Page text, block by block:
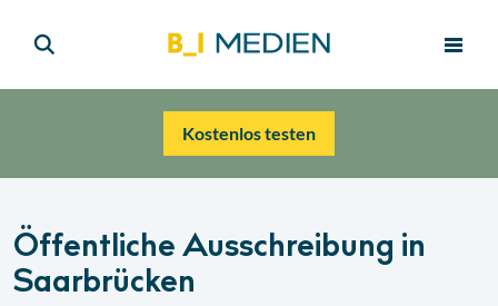
Kostenlos testen
Öffentliche Ausschreibung in
Saarbrücken